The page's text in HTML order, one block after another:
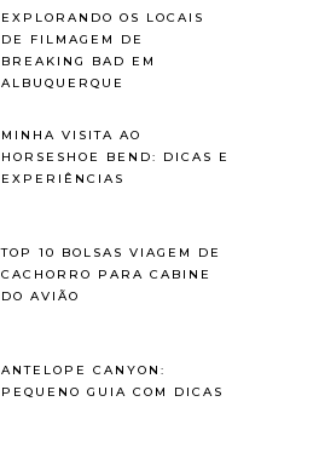
EXPLORANDO OS LOCAIS
DE FILMAGEM DE
BREAKING BAD EM
ALBUQUERQUE
MINHA VISITA AO
HORSESHOE BEND: DICAS E
EXPERIÊNCIAS
TOP 10 BOLSAS VIAGEM DE
CACHORRO PARA CABINE
DO AVIÃO
ANTELOPE CANYON:
PEQUENO GUIA COM DICAS